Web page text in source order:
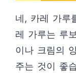
네, 카레 가루
레 가루는 루
이나 크림의
주는 것이 좋